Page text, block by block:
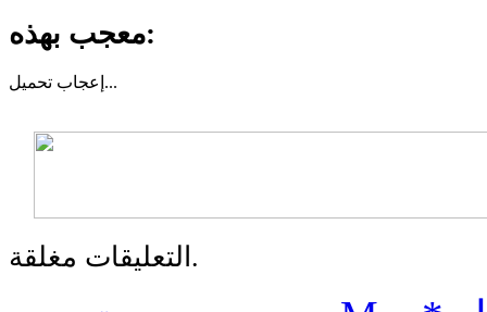
معجب بهذه:
إعجاب تحميل...
التعليقات مغلقة.